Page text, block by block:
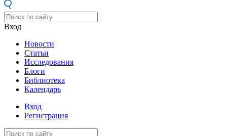
Вход
Новости
Статьи
Исследования
Блоги
Библиотека
Календарь
Вход
Регистрация